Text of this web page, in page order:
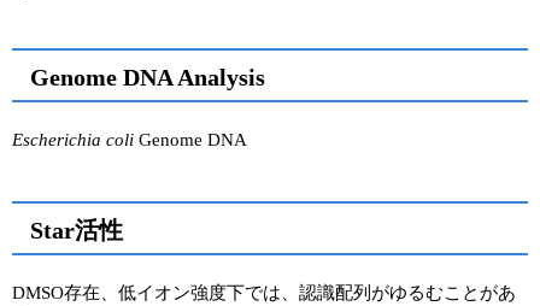
Genome DNA Analysis
Escherichia coli Genome DNA
Star活性
DMSO存在、低イオン強度下では、認識配列がゆるむことがあ